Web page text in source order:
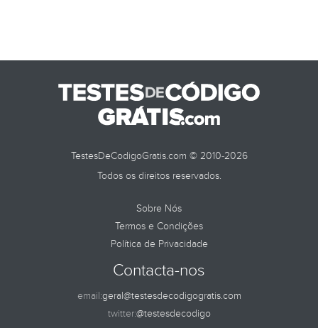
TestesDeCodigoGratis.com © 2010-2026
Todos os direitos reservados.
Sobre Nós
Termos e Condições
Política de Privacidade
Contacta-nos
email:geral@testesdecodigogratis.com
twitter:@testesdecodigo